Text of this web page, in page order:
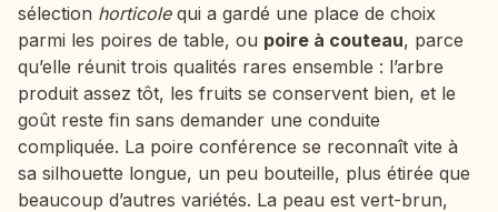
sélection horticolequi a gardé une place de choix
parmi les poires de table, ou poire à couteau, parce
qu’elle réunit trois qualités rares ensemble : l’arbre
produit assez tôt, les fruits se conservent bien, et le
goût reste fin sans demander une conduite
compliquée. La poire conférence se reconnaît vite à
sa silhouette longue, un peu bouteille, plus étirée que
beaucoup d’autres variétés. La peau est vert-brun,